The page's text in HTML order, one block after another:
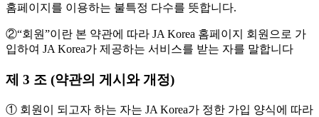
홈페이지를 이용하는 불특정 다수를 뜻합니다.
②“회원”이란 본 약관에 따라 JA Korea 홈페이지 회원으로 가
입하여 JA Korea가 제공하는 서비스를 받는 자를 말합니다
제 3 조 (약관의 게시와 개정)
① 회원이 되고자 하는 자는 JA Korea가 정한 가입 양식에 따라